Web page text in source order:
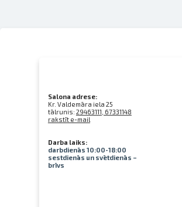
Salona adrese:
Kr. Valdemāra iela 25
tālrunis: 29463111, 67331148
rakstīt e-mail
Darba laiks:
darbdienās 10:00-18:00
sestdienās un svētdienās –
brīvs